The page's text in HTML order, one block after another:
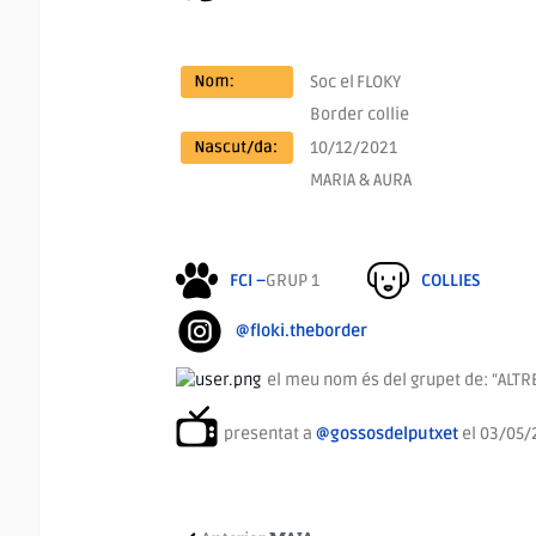
Soc el FLOKY
Border collie
10/12/2021
MARIA & AURA
FCI –GRUP 1 COLLIES
@floki.theborder
el meu nom és del grupet de:
presentat a @gossosdelputxet el 03/05/